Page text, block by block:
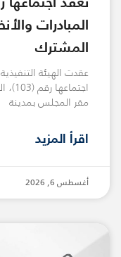
المبادرات
المشترك
عقدت الهيئة
مقر المجلس بمدينة
اقرأ المزيد
أغسطس 6, 2026